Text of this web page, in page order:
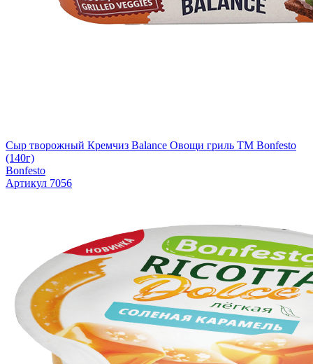
Сыр творожный Кремчиз Balance Овощи гриль ТМ Bonfesto
(140г)
Bonfesto
Артикул 7056